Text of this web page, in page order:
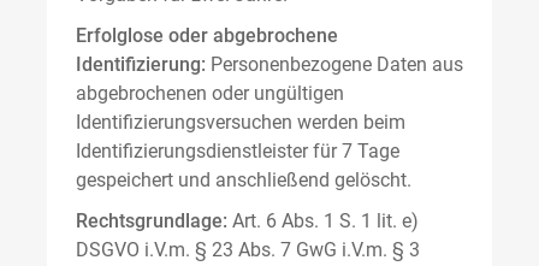
Erfolglose oder abgebrochene
Identifizierung: Personenbezogene Daten aus
abgebrochenen oder ungültigen
Identifizierungsversuchen werden beim
Identifizierungsdienstleister für 7 Tage
gespeichert und anschließend gelöscht.
Rechtsgrundlage: Art. 6 Abs. 1 S. 1 lit. e)
DSGVO i.V.m. § 23 Abs. 7 GwG i.V.m. § 3